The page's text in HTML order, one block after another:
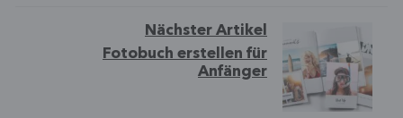
Nächster Artikel
Fotobuch erstellen für
Anfänger